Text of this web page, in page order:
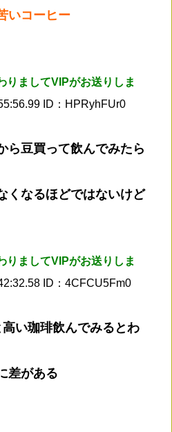
いコーヒー
りましてVIPがお送りしま
ID：HPRyhFUr0
ら豆買って飲んでみたら
くなるほどではないけど
りましてVIPがお送りしま
ID：4CFCU5Fm0
い珈琲飲んでみるとわ
差がある